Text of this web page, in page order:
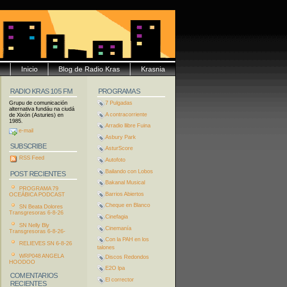
Krasnia
Blog de Radio Kras
Inicio
PROGRAMAS
7 Pulgadas
A contracorriente
Arradio llibre Fuina
Asbury Park
AsturScore
Autofoto
Bailando con Lobos
Bakanal Musical
Barrios Abiertos
Cheque en Blanco
Cinefagia
Cinemanía
Con la PAH en los
talones
Discos Redondos
E2O lpa
El corrector
RADIO KRAS 105 FM
Grupu de comunicación
alternativa fundáu na ciudá
de Xixón (Asturies) en
1985.
e-mail
SUBSCRIBE
RSS Feed
POST RECIENTES
PROGRAMA 79
OCEÁBICA PODCAST
SN Beata Dolores
Transgresoras 6-8-26
SN Nelly Bly
Transgresoras 6-8-26-
RELIEVES SN 6-8-26
WRP048 ANGELA
HOODOO
COMENTARIOS
RECIENTES